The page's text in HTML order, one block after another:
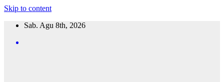
Skip to content
Sab. Agu 8th, 2026